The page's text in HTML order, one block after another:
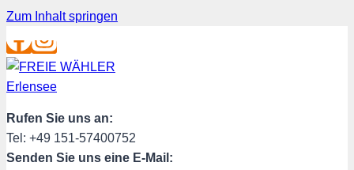
Zum Inhalt springen
Rufen Sie uns an:
Tel: +49 151-57400752
Senden Sie uns eine E-Mail: